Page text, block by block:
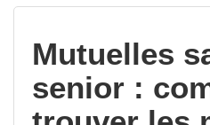
Mutuelles
senior :